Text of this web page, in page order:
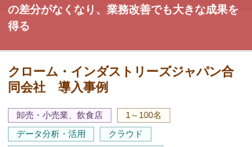
の差分がなくなり、業務改善でも大きな成果を
得る
クローム・インダストリーズジャパン合
同会社 導入事例
卸売・小売業、飲食店
1～100名
データ分析・活用
クラウド